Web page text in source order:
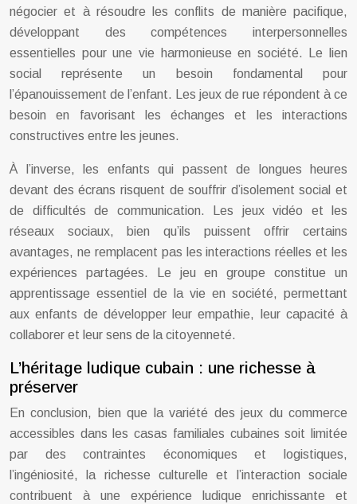
négocier et à résoudre les conflits de manière pacifique,
développant des compétences interpersonnelles
essentielles pour une vie harmonieuse en société. Le lien
social représente un besoin fondamental pour
l’épanouissement de l’enfant. Les jeux de rue répondent à ce
besoin en favorisant les échanges et les interactions
constructives entre les jeunes.
À l’inverse, les enfants qui passent de longues heures
devant des écrans risquent de souffrir d’isolement social et
de difficultés de communication. Les jeux vidéo et les
réseaux sociaux, bien qu’ils puissent offrir certains
avantages, ne remplacent pas les interactions réelles et les
expériences partagées. Le jeu en groupe constitue un
apprentissage essentiel de la vie en société, permettant
aux enfants de développer leur empathie, leur capacité à
collaborer et leur sens de la citoyenneté.
L’héritage ludique cubain : une richesse à
préserver
En conclusion, bien que la variété des jeux du commerce
accessibles dans les casas familiales cubaines soit limitée
par des contraintes économiques et logistiques,
l’ingéniosité, la richesse culturelle et l’interaction sociale
contribuent à une expérience ludique enrichissante et